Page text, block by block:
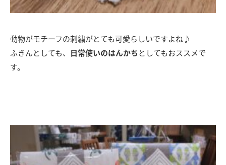
動物がモチーフの刺繍がとても可愛らしいですよね♪
ふきんとしても、 日常使いのはんかちとしてもおススメで
す。